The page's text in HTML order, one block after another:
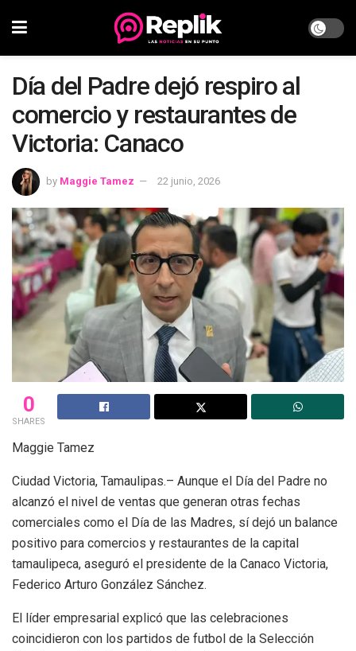
Día del Padre dejó respiro al
comercio y restaurantes de
Victoria: Canaco
by Maggie Tamez 22 junio, 2026
0
SHARES
Maggie Tamez
Ciudad Victoria, Tamaulipas.– Aunque el Día del Padre no
alcanzó el nivel de ventas que generan otras fechas
comerciales como el Día de las Madres, sí dejó un balance
positivo para comercios y restaurantes de la capital
tamaulipeca, aseguró el presidente de la Canaco Victoria,
Federico Arturo González Sánchez.
El líder empresarial explicó que las celebraciones
coincidieron con los partidos de futbol de la Selección